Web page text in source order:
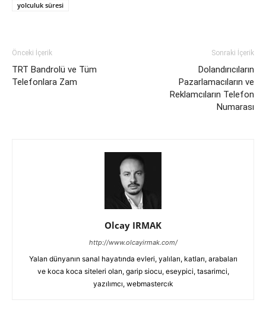
yolculuk süresi
Önceki İçerik
TRT Bandrolü ve Tüm
Telefonlara Zam
Sonraki İçerik
Dolandırıcıların
Pazarlamacıların ve
Reklamcıların Telefon
Numarası
Olcay IRMAK
http://www.olcayirmak.com/
Yalan dünyanın sanal hayatında evleri, yalıları, katları, arabaları
ve koca koca siteleri olan, garip siocu, eseypici, tasarimci,
yazılımcı, webmastercık